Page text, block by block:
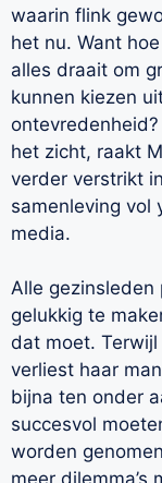
waarin flink
het nu. Want
alles draait om
kunnen kiezen
het zicht, raakt
verder verstrikt
samenleving vol
media.
Alle gezinsleden
gelukkig te
dat moet.
verliest haar
bijna ten onder
succesvol
worden